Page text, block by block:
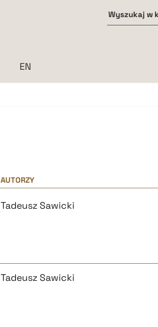
AUTORZY
Tadeusz Sawicki
Tadeusz Sawicki